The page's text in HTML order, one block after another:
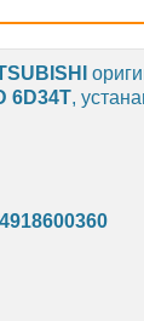
6D34T,